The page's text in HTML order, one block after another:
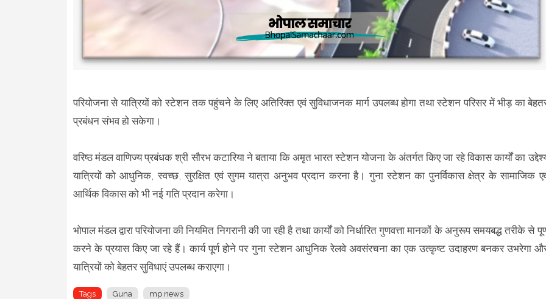
परियोजना से यात्रियों को स्टेशन तक पहुंचने के लिए अतिरिक्त एवं सुविधाजनक मार्ग उपलब्ध होगा तथा स्टेशन परिसर में भीड़ का
प्रबंधन संभव हो सकेगा।
वरिष्ठ मंडल वाणिज्य प्रबंधक श्री सौरभ कटारिया ने बताया कि अमृत भारत स्टेशन योजना के अंतर्गत किए जा रहे विकास कार्यों का
यात्रियों को आधुनिक, स्वच्छ, सुरक्षित एवं सुगम यात्रा अनुभव प्रदान करना है। गुना स्टेशन का पुनर्विकास क्षेत्र के सामाजिक
आर्थिक विकास को भी नई गति प्रदान करेगा।
भोपाल मंडल द्वारा परियोजना की नियमित निगरानी की जा रही है तथा कार्यों को निर्धारित गुणवत्ता मानकों के अनुरूप समयबद्ध तरीके से
करने के प्रयास किए जा रहे हैं। कार्य पूर्ण होने पर गुना स्टेशन आधुनिक रेलवे अवसंरचना का एक उत्कृष्ट उदाहरण बनकर उभरेगा
यात्रियों को बेहतर सुविधाएं उपलब्ध कराएगा।
Tags Guna mp news